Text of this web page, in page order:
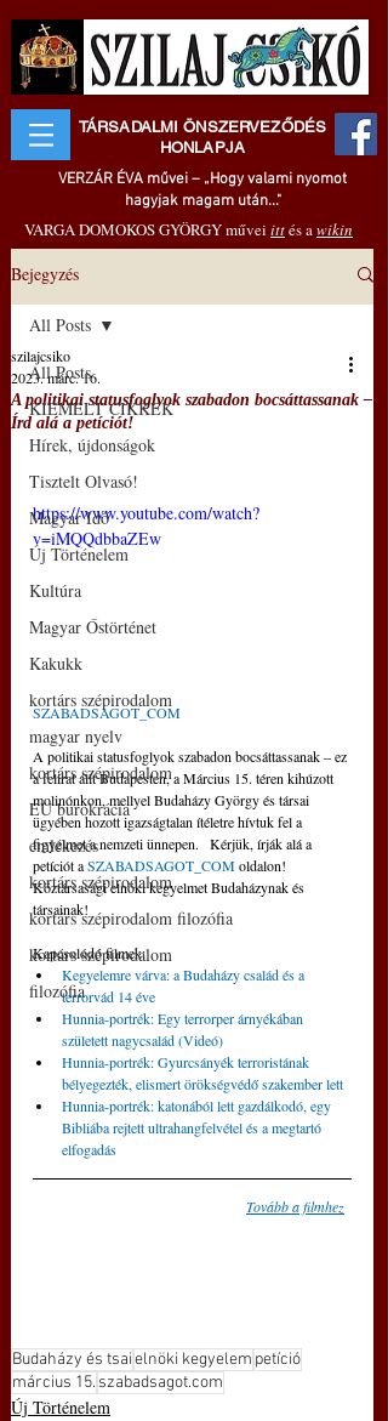
TÁRSADALMI ÖNSZERVEZŐDÉS
HONLAPJA
VERZÁR ÉVA művei – „Hogy valami nyomot
hagyjak magam után..."
VARGA DOMOKOS GYÖRGY művei ittés awikin
Bejegyzés
All Posts
KIEMELT CIKKEK
Hírek, újdonságok
Tisztelt Olvasó!
Magyar Idő
Új Történelem
Kultúra
Magyar Őstörténet
Kakukk
kortárs szépirodalom
magyar nyelv
kortárs szépirodalom
EU bürokrácia
emlékezés
kortárs szépirodalom
kortárs szépirodalom filozófia
kortárs szépirodalom
filozófia
All Posts
A politikai statusfoglyok szabadon bocsáttassanak –
Írd alá a petíciót!
szilajcsiko
2023. márc. 16.
https://www.youtube.com/watch?
v=iMQQdbbaZEw
SZABADSAGOT_COM
A politikai statusfoglyok szabadon bocsáttassanak – ez
a felirat állt Budapesten, a Március 15. téren kihúzott
molinónkon, mellyel Budaházy György és társai
ügyében hozott igazságtalan ítéletre hívtuk fel a
figyelmet a nemzeti ünnepen.   Kérjük, írják alá a
petíciót a SZABADSAGOT_COM oldalon!
Köztársasági elnöki kegyelmet Budaházynak és
társainak!
Kapcsolódó filmek:
Kegyelemre várva: a Budaházy család és a
terrorvád 14 éve
Hunnia-portrék: Egy terrorper árnyékában
született nagycsalád (Videó)
Hunnia-portrék: Gyurcsányék terroristának
bélyegezték, elismert örökségvédő szakember lett
Hunnia-portrék: katonából lett gazdálkodó, egy
Bibliába rejtett ultrahangfelvétel és a megtartó
elfogadás
Tovább a filmhez
Budaházy és tsaielnöki kegyelem petíció
március 15. szabadsagot.com
Új Történelem